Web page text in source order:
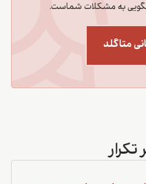
به مشکلات شماست.
متاگلد
تکرار